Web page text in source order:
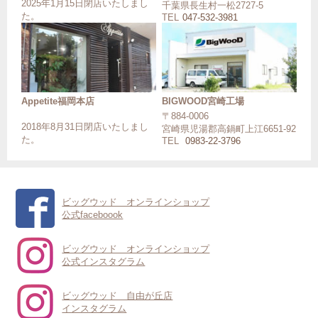
2025年1月15日閉店いたしまし
た。
千葉県長生村一松2727-5
TEL 047-532-3981
Appetite福岡本店
2018年8月31日閉店いたしまし
た。
BIGWOOD宮崎工場
〒884-0006
宮崎県児湯郡高鍋町上江6651-92
TEL
0983-22-3796
ビッグウッド オンラインショップ
公式faceboook
ビッグウッド オンラインショップ
公式インスタグラム
ビッグウッド 自由が丘店
インスタグラム